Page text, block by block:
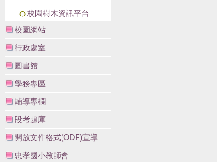
校園樹木資訊平台
校園網站
行政處室
圖書館
學務專區
輔導專欄
段考題庫
開放文件格式(ODF)宣導
忠孝國小教師會